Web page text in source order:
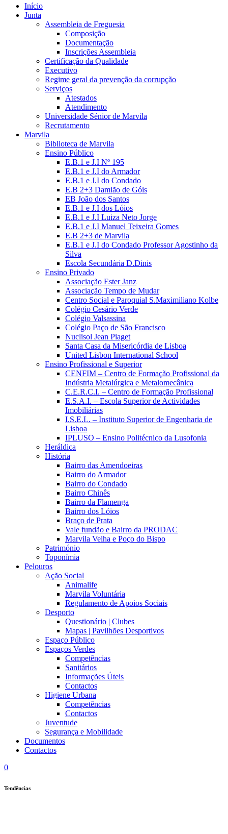
Início
Junta
Assembleia de Freguesia
Composição
Documentação
Inscrições Assembleia
Certificação da Qualidade
Executivo
Regime geral da prevenção da corrupção
Serviços
Atestados
Atendimento
Universidade Sénior de Marvila
Recrutamento
Marvila
Biblioteca de Marvila
Ensino Público
E.B.1 e J.I Nº 195
E.B.1 e J.I do Armador
E.B.1 e J.I do Condado
E.B 2+3 Damião de Góis
EB João dos Santos
E.B.1 e J.I dos Lóios
E.B.1 e J.I Luiza Neto Jorge
E.B.1 e J.I Manuel Teixeira Gomes
E.B 2+3 de Marvila
E.B.1 e J.I do Condado Professor Agostinho da
Silva
Escola Secundária D.Dinis
Ensino Privado
Associação Ester Janz
Associação Tempo de Mudar
Centro Social e Paroquial S.Maximiliano Kolbe
Colégio Cesário Verde
Colégio Valsassina
Colégio Paço de São Francisco
Nuclisol Jean Piaget
Santa Casa da Misericórdia de Lisboa
United Lisbon International School
Ensino Profissional e Superior
CENFIM – Centro de Formação Profissional da
Indústria Metalúrgica e Metalomecânica
C.E.R.C.I. – Centro de Formação Profissional
E.S.A.I. – Escola Superior de Actividades
Imobiliárias
I.S.E.L. – Instituto Superior de Engenharia de
Lisboa
IPLUSO – Ensino Politécnico da Lusofonia
Heráldica
História
Bairro das Amendoeiras
Bairro do Armador
Bairro do Condado
Bairro Chinês
Bairro da Flamenga
Bairro dos Lóios
Braço de Prata
Vale fundão e Bairro da PRODAC
Marvila Velha e Poço do Bispo
Património
Toponímia
Pelouros
Ação Social
Animalife
Marvila Voluntária
Regulamento de Apoios Sociais
Desporto
Questionário | Clubes
Mapas | Pavilhões Desportivos
Espaço Público
Espaços Verdes
Competências
Sanitários
Informações Úteis
Contactos
Higiene Urbana
Competências
Contactos
Juventude
Segurança e Mobilidade
Documentos
Contactos
0
Tendências